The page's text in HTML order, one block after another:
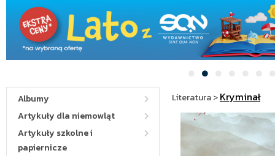
Albumy
Artykuły dla niemowląt
Artykuły szkolne i
papiernicze
Literatura>Kryminał